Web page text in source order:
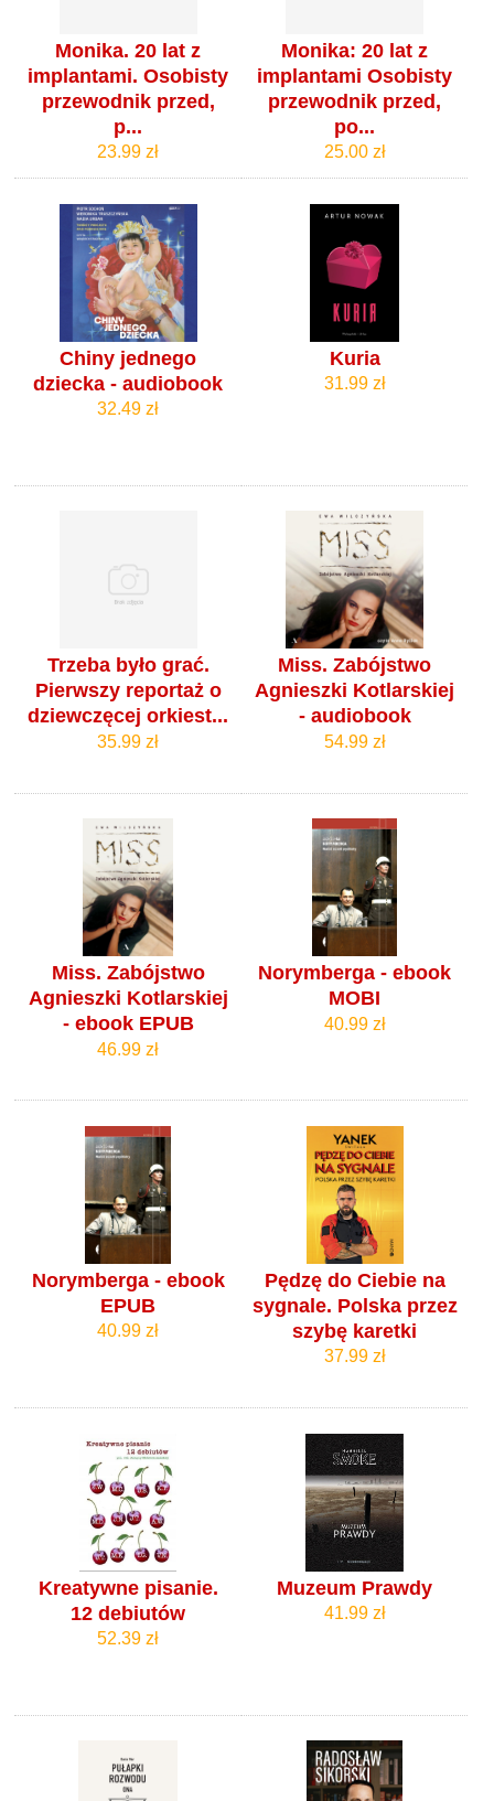
Monika. 20 lat z
implantami. Osobisty
przewodnik przed,
p...
23.99 zł
Monika: 20 lat z
implantami Osobisty
przewodnik przed,
po...
25.00 zł
Chiny jednego
dziecka - audiobook
32.49 zł
Kuria
31.99 zł
Trzeba było grać.
Pierwszy reportaż o
dziewczęcej orkiest...
35.99 zł
Miss. Zabójstwo
Agnieszki Kotlarskiej
- audiobook
54.99 zł
Miss. Zabójstwo
Agnieszki Kotlarskiej
- ebook EPUB
46.99 zł
Norymberga - ebook
MOBI
40.99 zł
Norymberga - ebook
EPUB
40.99 zł
Pędzę do Ciebie na
sygnale. Polska przez
szybę karetki
37.99 zł
Kreatywne pisanie.
12 debiutów
52.39 zł
Muzeum Prawdy
41.99 zł